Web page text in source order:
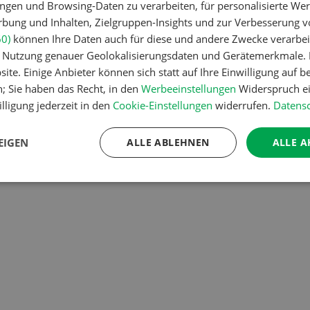
Weihnachtsbäumefür
Dezember 2026 jetzt
bestellen, für
Weihnachtsmärkte,
Ausstellungen,
Gemeindedekoration, ab
Feld, Region Sursee, VP…
ZUR ANZEIGE
Container
2.60 m mit 2
ZUR ANZEIGE
und Browsing-Daten zu verarbeiten, für personalisierte
und Inhalten, Zielgruppen-Insights und zur Verbesserung
können Ihre Daten auch für diese und andere Zwecke
genauer Geolokalisierungsdaten und
Einige Anbieter können sich statt auf Ihre Einwilligung auf
Sie haben das Recht, in den Werbeeinstellungen Widerspruch
jederzeit in den Cookie-Einstellungen widerrufen.
ALLE
ALLE ABLEHNEN